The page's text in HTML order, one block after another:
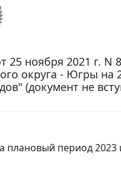
ноября 2021 г. N
округа - Югры на
(документ не
период 2023